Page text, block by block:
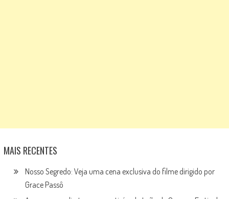
MAIS RECENTES
Nosso Segredo: Veja uma cena exclusiva do filme dirigido por
Grace Passô